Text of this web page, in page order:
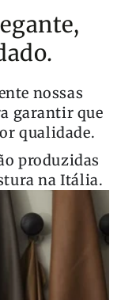
nossas
garantir que
qualidade.
produzidas
na Itália.